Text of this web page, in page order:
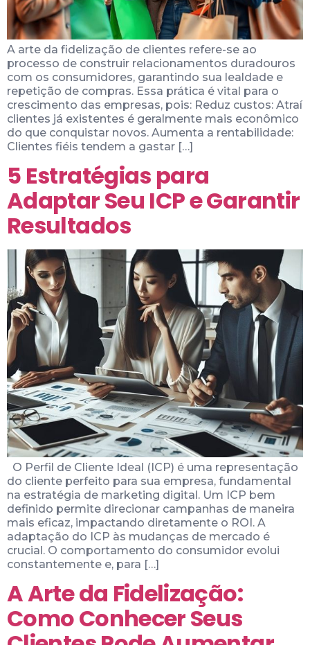
A arte da fidelização de clientes refere-se ao
processo de construir relacionamentos duradouros
com os consumidores, garantindo sua lealdade e
repetição de compras. Essa prática é vital para o
crescimento das empresas, pois: Reduz custos: Atraí
clientes já existentes é geralmente mais econômico
do que conquistar novos. Aumenta a rentabilidade:
Clientes fiéis tendem a gastar […]
5 Estratégias para
Adaptar Seu ICP e Garantir
Resultados
O Perfil de Cliente Ideal (ICP) é uma representação
do cliente perfeito para sua empresa, fundamental
na estratégia de marketing digital. Um ICP bem
definido permite direcionar campanhas de maneira
mais eficaz, impactando diretamente o ROI. A
adaptação do ICP às mudanças de mercado é
crucial. O comportamento do consumidor evolui
constantemente e, para […]
A Arte da Fidelização:
Como Conhecer Seus